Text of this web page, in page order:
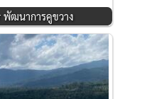
พัฒนาการคูขวาง